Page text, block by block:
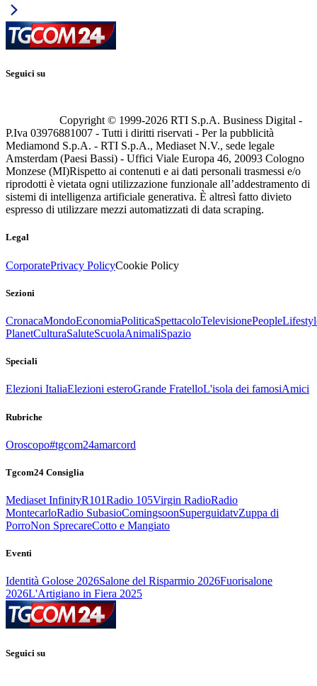
Seguici su
Copyright © 1999-2026 RTI S.p.A. Business Digital -
P.Iva 03976881007 - Tutti i diritti riservati - Per la pubblicità
Mediamond S.p.A. - RTI S.p.A., Mediaset N.V., sede legale
Amsterdam (Paesi Bassi) - Uffici Viale Europa 46, 20093 Cologno
Monzese (MI)Rispetto ai contenuti e ai dati personali trasmessi e/o
riprodotti è vietata ogni utilizzazione funzionale all’addestramento di
sistemi di intelligenza artificiale generativa. È altresì fatto divieto
espresso di utilizzare mezzi automatizzati di data scraping.
Legal
CorporatePrivacy PolicyCookie Policy
Sezioni
CronacaMondoEconomiaPoliticaSpettacoloTelevisionePeople
PlanetCulturaSaluteScuolaAnimaliSpazio
Speciali
Elezioni ItaliaElezioni esteroGrande FratelloL'isola dei famosiAmici
Rubriche
Oroscopo#tgcom24amarcord
Tgcom24 Consiglia
Mediaset InfinityR101Radio 105Virgin RadioRadio
MontecarloRadio SubasioComingsoonSuperguidatvZuppa di
PorroNon SprecareCotto e Mangiato
Eventi
Identità Golose 2026Salone del Risparmio 2026Fuorisalone
2026L'Artigiano in Fiera 2025
Seguici su